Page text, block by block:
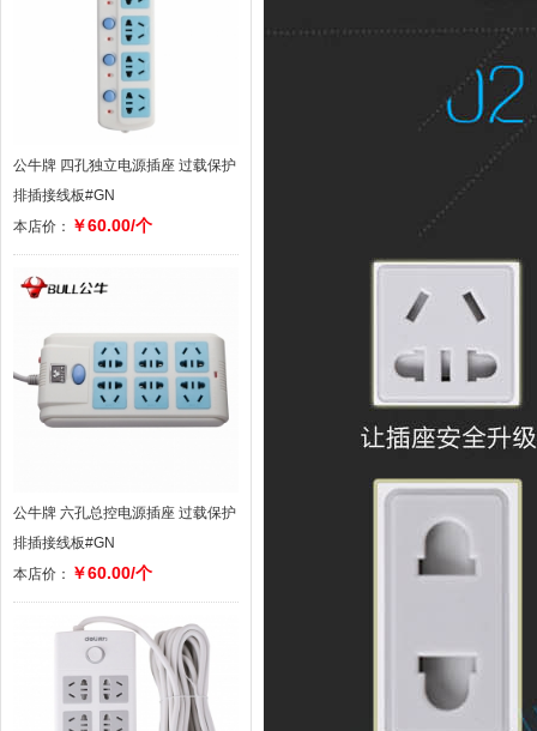
公牛牌 四孔独立电源插座 过载保护
排插接线板#GN
本店价： ￥60.00/个
公牛牌 六孔总控电源插座 过载保护
排插接线板#GN
本店价： ￥60.00/个